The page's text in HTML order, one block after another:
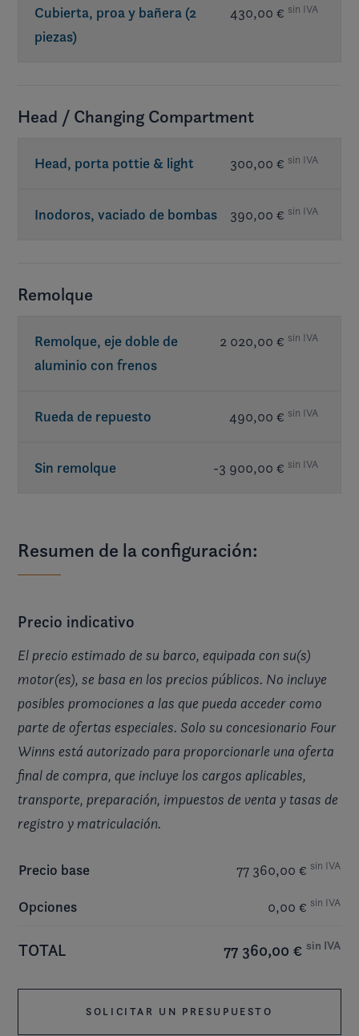
Cubierta, proa y bañera (2
piezas)
430,00 € sin IVA
Head / Changing Compartment
Head, porta pottie & light 300,00 € sin IVA
Inodoros, vaciado de bombas 390,00 € sin IVA
Remolque
Remolque, eje doble de
aluminio con frenos
2 020,00 € sin IVA
Rueda de repuesto 490,00 € sin IVA
Sin remolque -3 900,00 € sin IVA
Resumen de la configuración:
Precio indicativo
El precio estimado de su barco, equipada con su(s)
motor(es), se basa en los precios públicos. No incluye
posibles promociones a las que pueda acceder como
parte de ofertas especiales. Solo su concesionario Four
Winns está autorizado para proporcionarle una oferta
final de compra, que incluye los cargos aplicables,
transporte, preparación, impuestos de venta y tasas de
registro y matriculación.
Precio base 77 360,00 € sin IVA
Opciones 0,00 € sin IVA
TOTAL 77 360,00 € sin IVA
SOLICITAR UN PRESUPUESTO